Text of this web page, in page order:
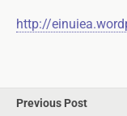
http://
Previous Post